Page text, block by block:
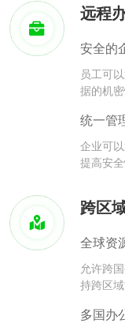
远程
安全的
员工可
据的机密
统一管
企业可
提高安
跨区
全球资
允许跨
持跨区域
多国办